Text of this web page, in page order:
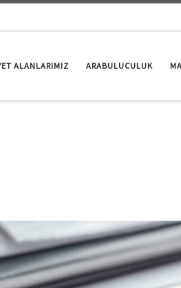
ALANLARIMIZ ARABULUCULUK